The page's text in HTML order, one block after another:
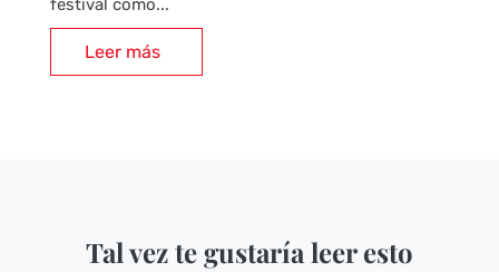
festival como...
Leer más
Tal vez te gustaría leer esto